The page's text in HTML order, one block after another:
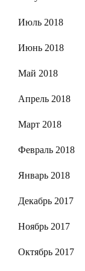
Июль 2018
Июнь 2018
Май 2018
Апрель 2018
Март 2018
Февраль 2018
Январь 2018
Декабрь 2017
Ноябрь 2017
Октябрь 2017